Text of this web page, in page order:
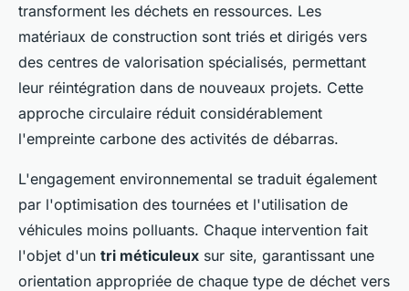
transforment les déchets en ressources. Les
matériaux de construction sont triés et dirigés vers
des centres de valorisation spécialisés, permettant
leur réintégration dans de nouveaux projets. Cette
approche circulaire réduit considérablement
l'empreinte carbone des activités de débarras.
L'engagement environnemental se traduit également
par l'optimisation des tournées et l'utilisation de
véhicules moins polluants. Chaque intervention fait
l'objet d'un tri méticuleux sur site, garantissant une
orientation appropriée de chaque type de déchet vers